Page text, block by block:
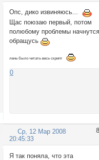
Опс, дико извиняюсь...
Щас поюзаю первый, потом
полюбому проблемы
обращусь
лень было читать весь скрипт
0
8
Ср, 12 Мар 2008
20:45:33
Я так поняла, что эта